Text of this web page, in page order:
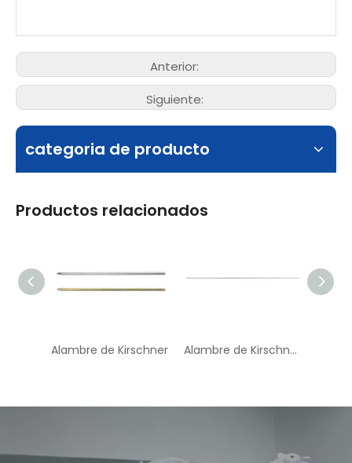
1000g (mango de
Anterior:
Siguiente:
categoria de producto
Productos relacionados
Alambre de Kirschner Alambre de Kirschner roscado